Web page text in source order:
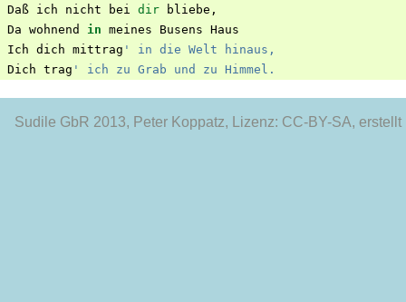
Daß ich nicht bei dir bliebe ,
Da wohnend in meines Busens Haus
Ich dich mittrag ' in die Welt hinaus,
Dich trag ' ich zu Grab und zu Himmel.
Sudile GbR 2013, Peter Koppatz, Lizenz: CC-BY-SA,